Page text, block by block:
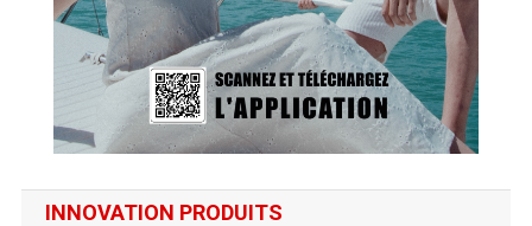
INNOVATION PRODUITS